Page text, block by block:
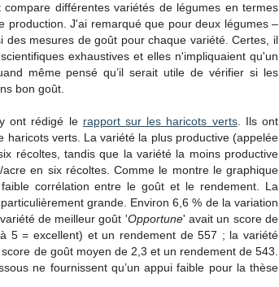
différentes variétés de légumes en termes
production. J'ai remarqué que pour deux légumes –
mesures de goût pour chaque variété. Certes, il
exhaustives et elles n'impliquaient qu'un
même pensé qu’il serait utile de vérifier si les
bon goût.
ont rédigé le rapport sur les haricots verts. Ils ont
verts. La variété la plus productive (appelée
récoltes, tandis que la variété la moins productive
en six récoltes. Comme le montre le graphique
corrélation entre le goût et le rendement. La
grande. Environ 6,6 % de la variation
de meilleur goût 'Opportune' avait un score de
5 = excellent) et un rendement de 557 ; la variété
de goût moyen de 2,3 et un rendement de 543.
ne fournissent qu’un appui faible pour la thèse